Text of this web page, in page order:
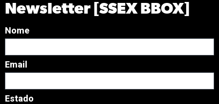
Newsletter [SSEX BBOX]
Nome
Email
Estado